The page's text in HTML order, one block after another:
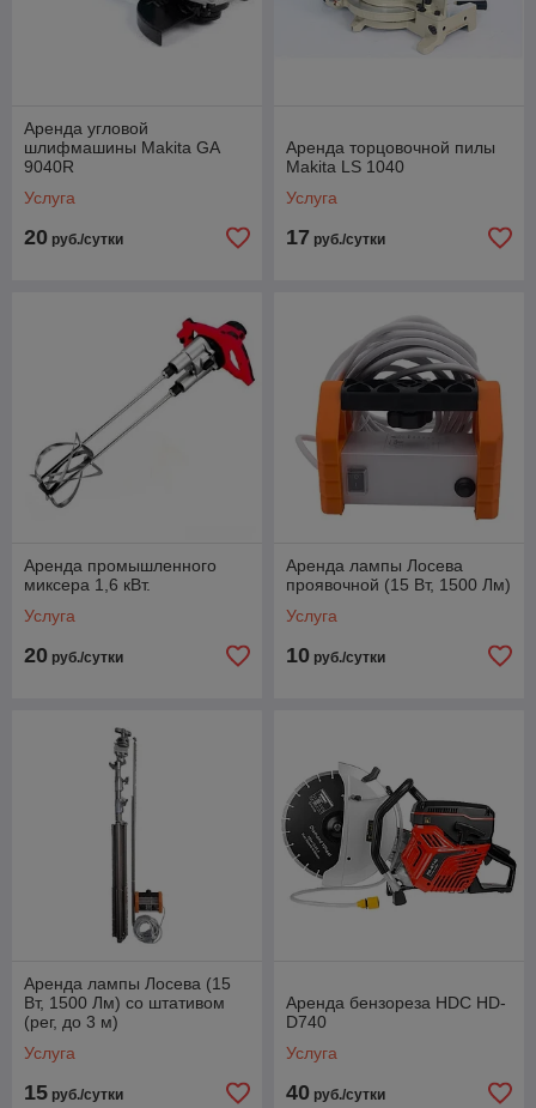
Аренда угловой
шлифмашины Makita GA
9040R
Услуга
20 руб./сутки
Аренда торцовочной пилы
Makita LS 1040
Услуга
17 руб./сутки
Аренда промышленного
миксера 1,6 кВт.
Услуга
20 руб./сутки
Аренда лампы Лосева
проявочной (15 Вт, 1500 Лм)
Услуга
10 руб./сутки
Аренда лампы Лосева (15
Вт, 1500 Лм) со штативом
(рег, до 3 м)
Услуга
15 руб./сутки
Аренда бензореза HDC HD-
D740
Услуга
40 руб./сутки